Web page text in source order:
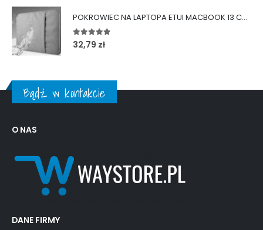
POKROWIEC NA LAPTOPA ETUI MACBOOK 13 CALI TORBA
5.00out of 5
32,79 zł
Bądź w kontakcie
O NAS
DANE FIRMY